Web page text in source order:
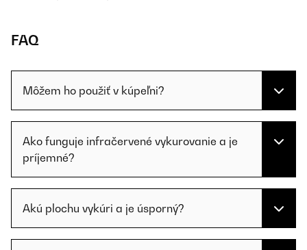
FAQ
Môžem ho použiť v kúpeľni?
Ako funguje infračervené vykurovanie a je
príjemné?
Akú plochu vykúri a je úsporný?